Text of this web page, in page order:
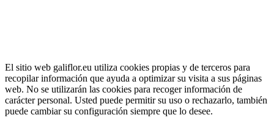
El sitio web galiflor.eu utiliza cookies propias y de terceros para
recopilar información que ayuda a optimizar su visita a sus páginas
web. No se utilizarán las cookies para recoger información de
carácter personal. Usted puede permitir su uso o rechazarlo, también
puede cambiar su configuración siempre que lo desee.